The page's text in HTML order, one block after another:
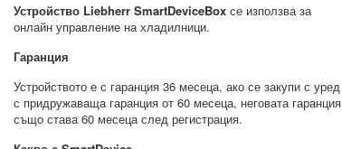
Устройство Liebherr SmartDeviceBox се използва за
онлайн управление на хладилници.
Гаранция
Устройството е с гаранция 36 месеца, ако се закупи с уред
с придружаваща гаранция от 60 месеца, неговата гаранция
също става 60 месеца след регистрация.